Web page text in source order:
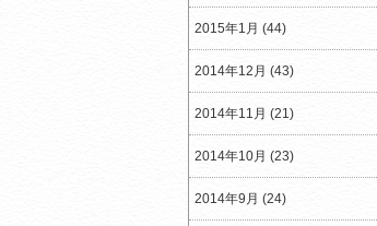
2015年1月 (44)
2014年12月 (43)
2014年11月 (21)
2014年10月 (23)
2014年9月 (24)